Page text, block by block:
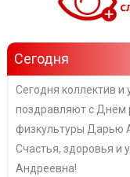
Сегодня
Сегодня коллектив и
поздравляют с Днём
физкультуры Дарью
Счастья, здоровья и
Андреевна!